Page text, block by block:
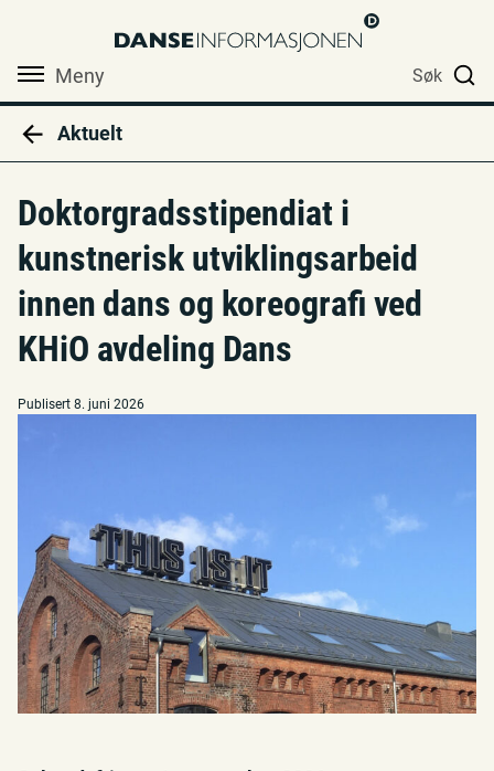
Meny Søk
Aktuelt
Doktorgradsstipendiat i
kunstnerisk utviklingsarbeid
innen dans og koreografi ved
KHiO avdeling Dans
Publisert 8. juni 2026